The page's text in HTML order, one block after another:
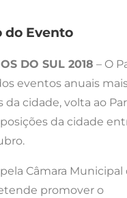
do Evento
DO SUL 2018 – O
eventos anuais
cidade, volta ao
da cidade
Câmara Municipal
promover o